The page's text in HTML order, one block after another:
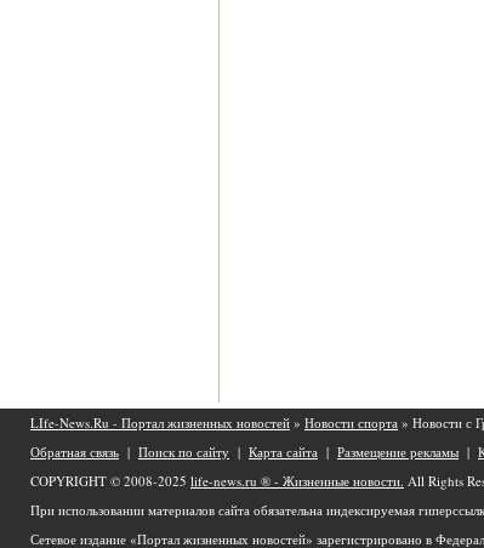
LIfe-News.Ru - Портал жизненных новостей » Новости спорта » Новости с
Обратная связь | Поиск по сайту | Карта сайта | Размещение рекламы |
COPYRIGHT © 2008-2025 life-news.ru ® - Жизненные новости. All Rights
При использовании материалов сайта обязательна индексируемая
Сетевое издание «Портал жизненных новостей» зарегистрировано в